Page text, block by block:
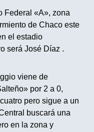
Federal «A», zona
de Chaco este
el estadio
será José Díaz .
viene de
por 2 a 0,
pero sigue a un
buscará una
en la zona y